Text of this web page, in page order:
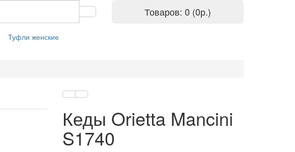
Товаров: 0 (0р.)
Туфли женские
Кеды Orietta Mancini
S1740